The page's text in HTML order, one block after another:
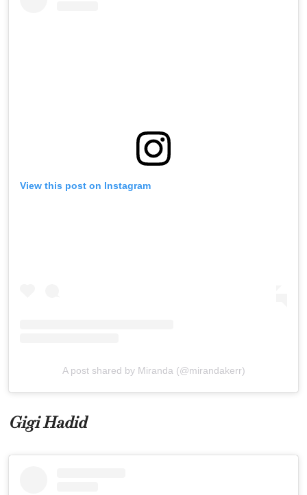
View this post on Instagram
A post shared by Miranda (@mirandakerr)
Gigi Hadid